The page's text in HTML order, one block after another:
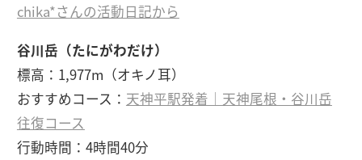
chika*さんの活動日記から
谷川岳（たにがわだけ）
標高：1,977m（オキノ耳）
おすすめコース： 天神平駅発着｜天神尾根・谷川岳
往復コース
行動時間：4時間40分